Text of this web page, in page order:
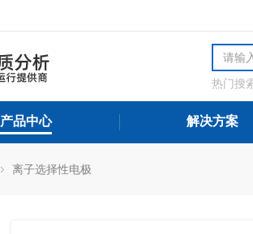
热门搜
产品中心 解决方案
离子选择性电极